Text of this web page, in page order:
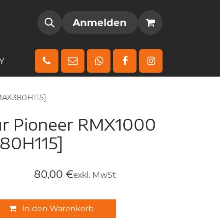
REGISTRIEREN
Anmelden
Pioneer RMX1000
In den Warenkorb
80,00 €exkl. MwSt